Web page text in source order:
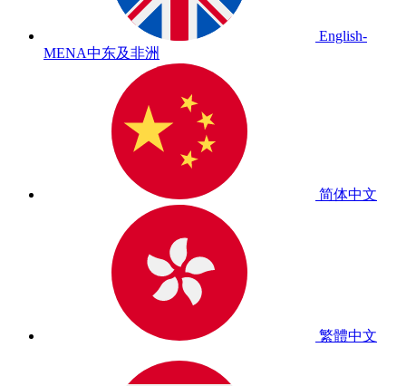
English-
MENA中东及非洲
简体中文
繁體中文